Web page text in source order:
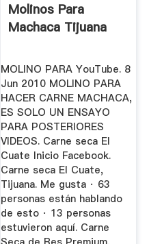
Molinos Para
Machaca Tijuana
MOLINO PARA YouTube. 8
Jun 2010 MOLINO PARA
HACER CARNE MACHACA,
ES SOLO UN ENSAYO
PARA POSTERIORES
VIDEOS. Carne seca El
Cuate Inicio Facebook.
Carne seca El Cuate,
Tijuana. Me gusta · 63
personas están hablando
de esto · 13 personas
estuvieron aquí. Carne